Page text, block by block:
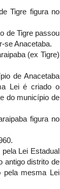
Tigre figura no
de Tigre passou
se Anacetaba.
(ex Tigre)
de Anacetaba
Lei é criado o
do município de
figura no
Lei Estadual
antigo distrito de
pela mesma Lei